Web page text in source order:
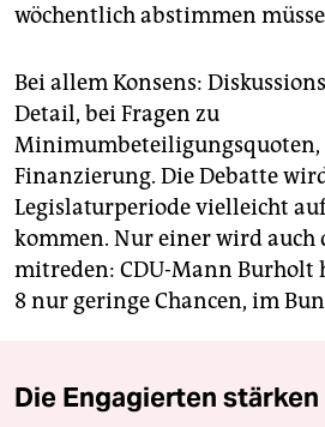
wöchentlich abstimmen
Bei allem Konsens:
Detail, bei Fragen zu
Minimumbeteiligungsquoten,
Finanzierung. Die Debatte
Legislaturperiode vielleicht
kommen. Nur einer wird auch
mitreden: CDU-Mann Burholt
8 nur geringe Chancen, im
Die Engagierten stärken